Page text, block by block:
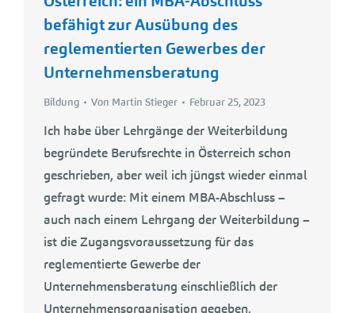
befähigt zur Ausübung des
reglementierten Gewerbes der
Unternehmensberatung
Bildung Von Martin Stieger Februar 25, 2023
Ich habe über Lehrgänge der Weiterbildung
begründete Berufsrechte in Österreich schon
geschrieben, aber weil ich jüngst wieder einmal
gefragt wurde: Mit einem MBA-Abschluss –
auch nach einem Lehrgang der Weiterbildung –
ist die Zugangsvoraussetzung für das
reglementierte Gewerbe der
Unternehmensberatung einschließlich der
Unternehmensorganisation gegeben.